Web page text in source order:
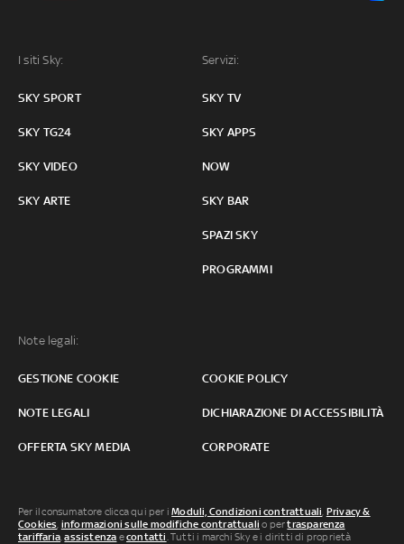
I siti Sky:
SKY SPORT
SKY TG24
SKY VIDEO
SKY ARTE
Servizi:
SKY TV
SKY APPS
NOW
SKY BAR
SPAZI SKY
PROGRAMMI
Note legali:
GESTIONE COOKIE COOKIE POLICY
NOTE LEGALI DICHIARAZIONE DI ACCESSIBILITÀ
OFFERTA SKY MEDIA CORPORATE
Per il consumatore clicca qui per iModuli, Condizioni contrattuali, Privacy &
Cookies, informazioni sulle modifiche contrattuali o pertrasparenza
tariffaria,assistenza econtatti. Tutti i marchi Sky e i diritti di proprietà